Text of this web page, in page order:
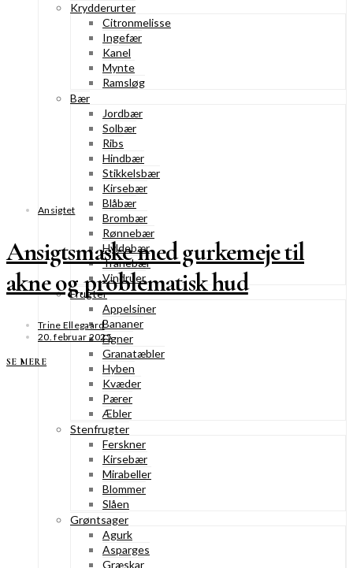
Krydderurter
Citronmelisse
Ingefær
Kanel
Mynte
Ramsløg
Bær
Jordbær
Solbær
Ribs
Hindbær
Stikkelsbær
Kirsebær
Blåbær
Brombær
Rønnebær
Hyldebær
Tranebær
Vindruer
Frugter
Appelsiner
Bananer
Figner
Granatæbler
Hyben
Kvæder
Pærer
Æbler
Stenfrugter
Ferskner
Kirsebær
Mirabeller
Blommer
Slåen
Grøntsager
Agurk
Asparges
Græskar
Ansigtet
Ansigtsmaske med gurkemeje til
akne og problematisk hud
Trine Ellegaard
20. februar 2025
SE MERE